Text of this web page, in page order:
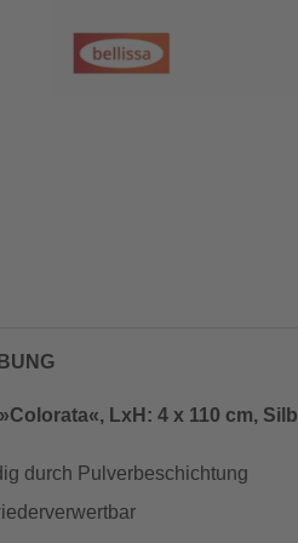
LxH: 4 x 110 cm,
durch Pulverbeschichtung